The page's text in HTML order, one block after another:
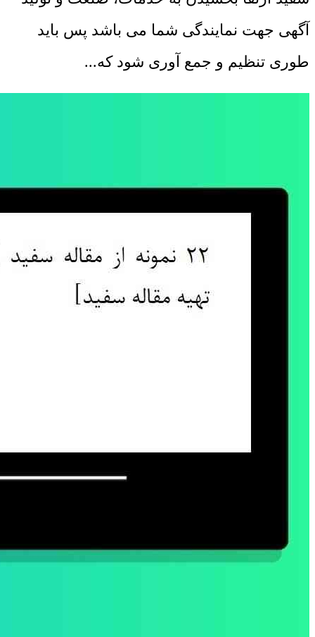
آگهی جهت نمایندگی شما می باشد پس باید
طوری تنظیم و جمع آوری شود که...